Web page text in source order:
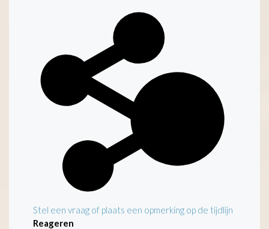
Kenmerken
Stel een vraag of plaats een opmerking op de tijdlijn
Reageren